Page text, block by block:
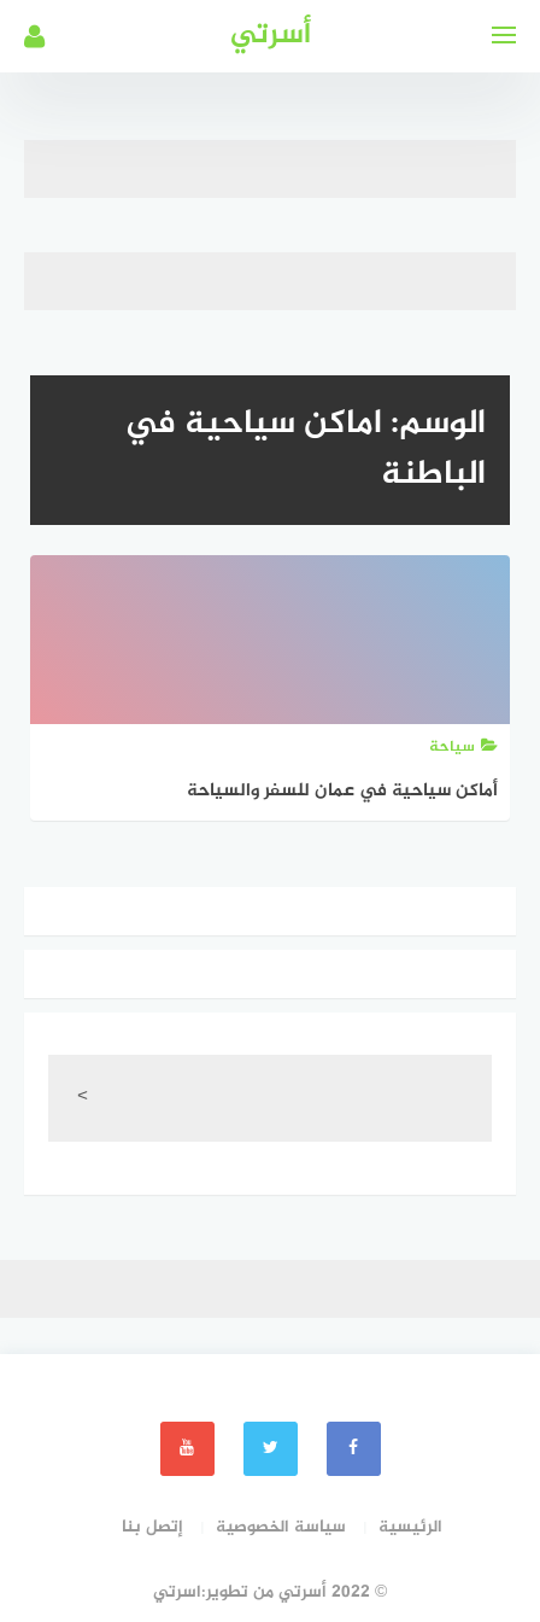
أسرتي
الوسم:اماكن سياحية في
الباطنة
سياحة
أماكن سياحية في عمان للسفر والسياحة
<
الرئيسية سياسة الخصوصية إتصل بنا
© 2022 أسرتي من تطوير:اسرتي